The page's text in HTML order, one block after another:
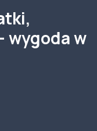
wygoda w